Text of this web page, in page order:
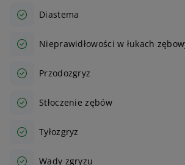
Diastema
Nieprawidłowości w łukach
Przodozgryz
Stłoczenie zębów
Tyłozgryz
Wady zgryzu